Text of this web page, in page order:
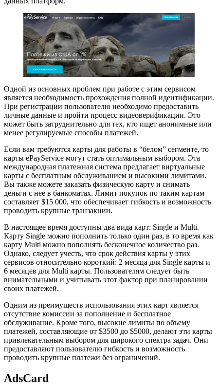
Одной из основных проблем при работе с этим сервисом
является необходимость прохождения полной идентификации.
При регистрации пользователю необходимо предоставить
личные данные и пройти процесс видеоверификации. Это
может быть затруднительно для тех, кто ищет анонимные или
менее регулируемые способы платежей.
Если вам требуются карты для работы в “белом” сегменте, то
карты ePayService могут стать оптимальным выбором. Эта
международная платежная система предлагает виртуальные
карты с бесплатным обслуживанием и высокими лимитами.
Вы также можете заказать физическую карту и снимать
деньги с нее в банкоматах. Лимит покупок по таким картам
составляет $15 000, что обеспечивает гибкость и возможность
проводить крупные транзакции.
В настоящее время доступны два вида карт: Single и Multi.
Карту Single можно пополнить только один раз, в то время как
карту Multi можно пополнять бесконечное количество раз.
Однако, следует учесть, что срок действия карты у этих
сервисов относительно короткий: 2 месяца для Single карты и
6 месяцев для Multi карты. Пользователям следует быть
внимательными и учитывать этот фактор при планировании
своих платежей.
Одним из преимуществ использования этих карт является
отсутствие комиссии за пополнение и бесплатное
обслуживание. Кроме того, высокие лимиты по объему
платежей, составляющие от $3500 до $5000, делают эти карты
привлекательным выбором для широкого спектра задач. Они
предоставляют пользователю гибкость и возможность
проводить крупные платежи без ограничений.
AdsСard